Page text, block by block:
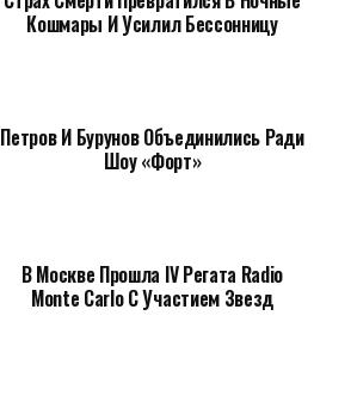
Кошмары И Усилил Бессонницу
Петров И Бурунов Объединились Ради
Шоу «Форт»
В Москве Прошла IV Регата Radio
Monte Carlo С Участием Звезд